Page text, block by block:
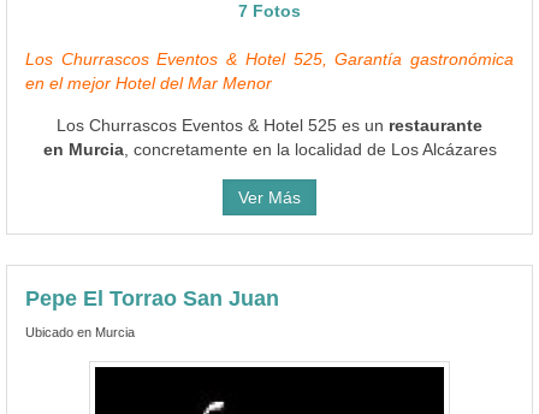
7 Fotos
Los Churrascos Eventos & Hotel 525, Garantía gastronómica
en el mejor Hotel del Mar Menor
Los Churrascos Eventos & Hotel 525 es un restaurante
en Murcia, concretamente en la localidad de Los Alcázares
Ver Más
Pepe El Torrao San Juan
Ubicado en Murcia